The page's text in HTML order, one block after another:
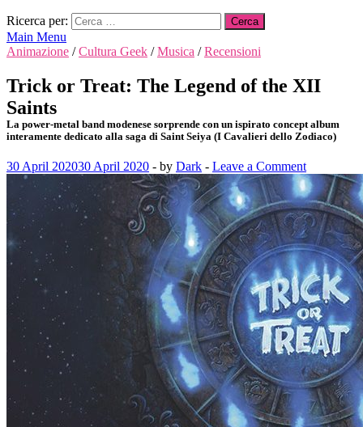
Ricerca per:
Main Menu
Animazione /Cultura Geek /Musica /Recensioni
Trick or Treat: The Legend of the XII
Saints
La power-metal band modenese sorprende con un ispirato concept album
interamente dedicato alla saga di Saint Seiya (I Cavalieri dello Zodiaco)
30 April 202030 April 2020 - by Dark - Leave a Comment